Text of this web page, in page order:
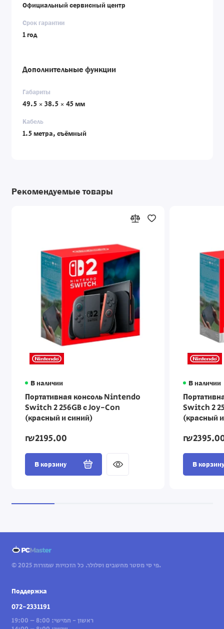
Официальный сервисный центр
Срок гарантии
1 год
Дополнительные функции
Габариты
49.5 × 38.5 × 45 мм
Кабель
1.5 метра, съёмный
Рекомендуемые товары
В наличии
Портативная консоль Nintendo
Switch 2 256GB с Joy-Con
(красный и синий)
₪2195.00
В корзину
В наличии
Switch 2
(красный
В корзину
© 2025 פי סי מסטר מחשבים וסלולר. כל הזכויות שמורות.
Поддержка
072-2331191
ראשון - חמישי: 8:00 – 19:00